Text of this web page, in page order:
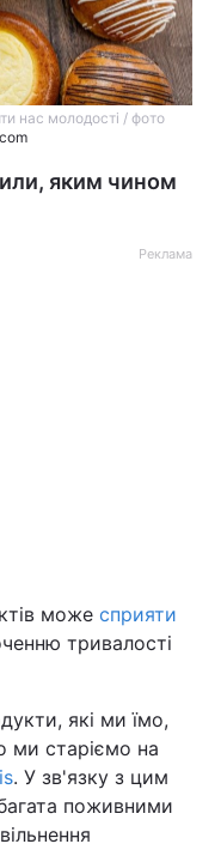
нас молодості / фото
яким чином
Реклама
може сприяти
тривалості
які ми їмо,
ми старіємо на
. У зв'язку з цим
поживними